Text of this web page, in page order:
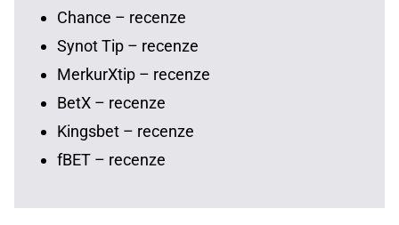
Chance – recenze
Synot Tip – recenze
MerkurXtip – recenze
BetX – recenze
Kingsbet – recenze
fBET – recenze